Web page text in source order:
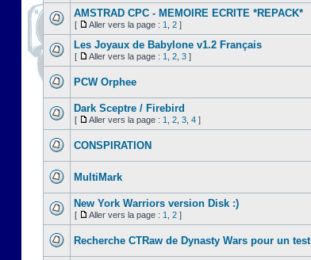
AMSTRAD CPC - MEMOIRE ECRITE *REPACK*
[ Aller vers la page : 1 2 ]
Les Joyaux de Babylone v1.2 Français
[ Aller vers la page : 1 2 3 ]
PCW Orphee
Dark Sceptre / Firebird
[ Aller vers la page : 1 2 3 4 ]
CONSPIRATION
MultiMark
New York Warriors version Disk :)
[ Aller vers la page : 1 2 ]
Recherche CTRaw de Dynasty Wars pour un test